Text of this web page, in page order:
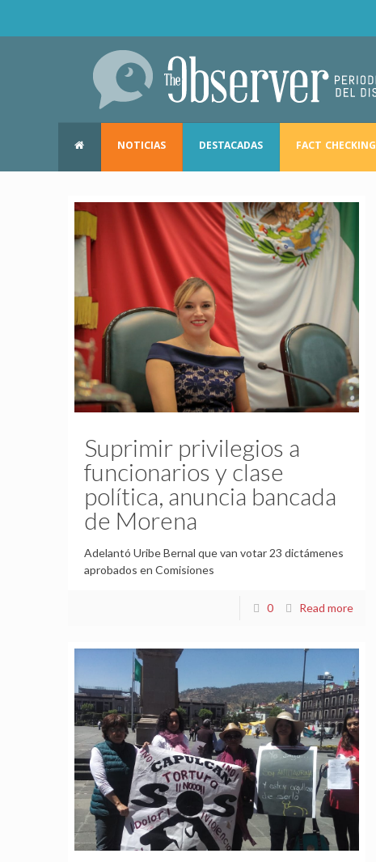
NOTICIAS DESTACADAS FACT CHECKING
Suprimir privilegios a
funcionarios y clase
política, anuncia bancada
de Morena
Adelantó Uribe Bernal que van votar 23 dictámenes
aprobados en Comisiones
0 Read more